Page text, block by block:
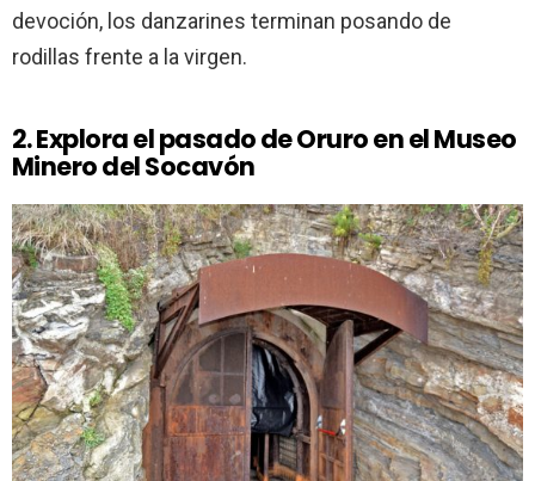
devoción, los danzarines terminan posando de
rodillas frente a la virgen.
2. Explora el pasado de Oruro en el Museo
Minero del Socavón